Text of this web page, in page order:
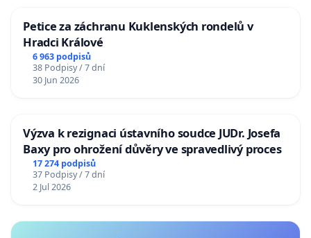
Petice za záchranu Kuklenských rondelů v
Hradci Králové
6 963 podpisů
38 Podpisy / 7 dní
30 Jun 2026
Výzva k rezignaci ústavního soudce JUDr. Josefa
Baxy pro ohrožení důvěry ve spravedlivý proces
17 274 podpisů
37 Podpisy / 7 dní
2 Jul 2026